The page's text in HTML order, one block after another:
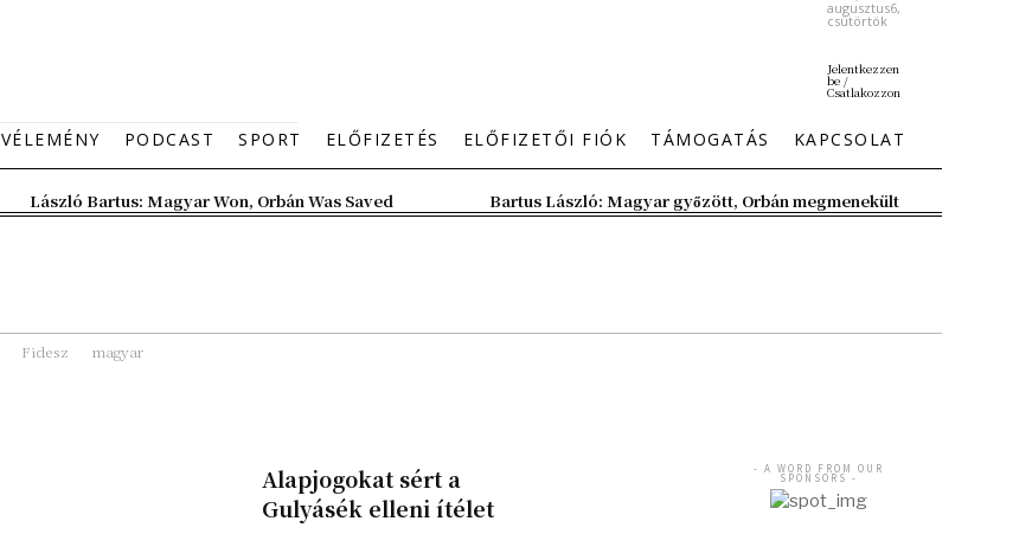
augusztus6,
csütörtök
Jelentkezzen
be /
Csatlakozzon
VÉLEMÉNY PODCAST SPORT ELŐFIZETÉS ELŐFIZETŐI FIÓK TÁMOGATÁS KAPCSOLAT
László Bartus: Magyar Won, Orbán Was Saved Bartus László: Magyar győzött, Orbán megmenekült
Fidesz magyar
Alapjogokat sért a
Gulyásék elleni ítélet
- A WORD FROM OUR
SPONSORS -